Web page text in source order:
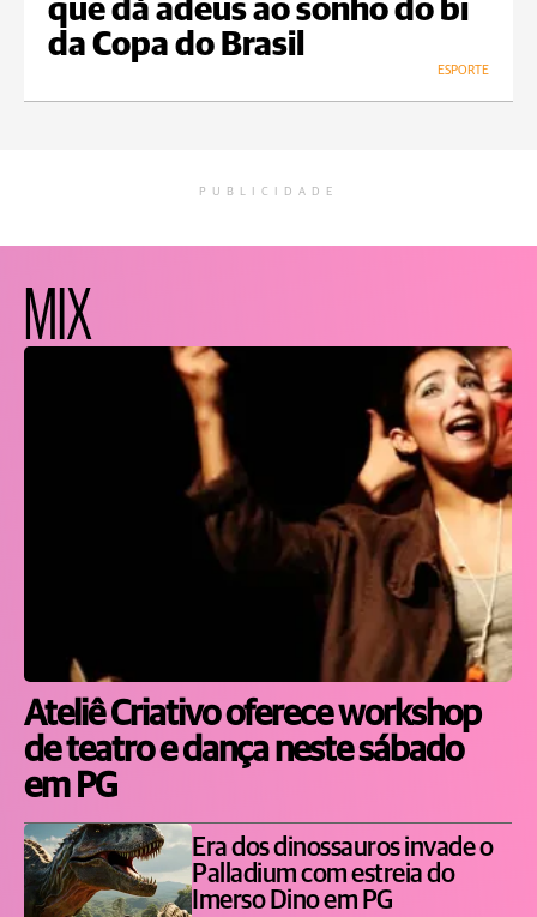
que dá adeus ao sonho do bi
da Copa do Brasil
ESPORTE
PUBLICIDADE
MIX
Ateliê Criativo oferece workshop
de teatro e dança neste sábado
em PG
Era dos dinossauros invade o
Palladium com estreia do
Imerso Dino em PG